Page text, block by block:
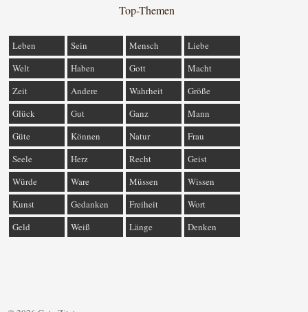
Top-Themen
Leben Sein Mensch
Liebe
Welt
Haben Gott
Macht
Zeit
Andere Wahrheit
Größe
Glück
Gut Ganz
Mann
Güte
Können Natur
Frau
Seele
Herz Recht
Geist
Würde
Ware Müssen
Wissen
Kunst
Gedanken Freiheit
Wort
Geld
Weiß Länge Denken